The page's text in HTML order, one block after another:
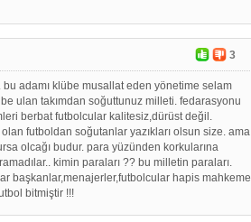
3
bu adamı klübe musallat eden yönetime selam
ulan takımdan soğuttunuz milleti. fedarasyonu
berbat futbolcular kalitesiz,dürüst değil.
futboldan soğutanlar yazıkları olsun size. ama
olcağı budur. para yüzünden korkularına
kimin paraları ?? bu milletin paraları.
başkanlar,menajerler,futbolcular hapis mahkeme
bitmiştir !!!